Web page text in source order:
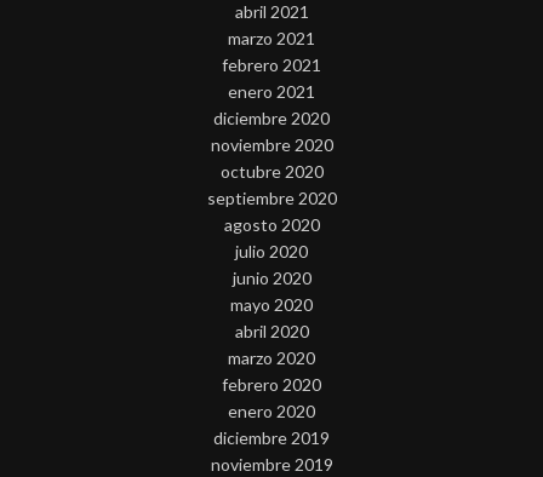
abril 2021
marzo 2021
febrero 2021
enero 2021
diciembre 2020
noviembre 2020
octubre 2020
septiembre 2020
agosto 2020
julio 2020
junio 2020
mayo 2020
abril 2020
marzo 2020
febrero 2020
enero 2020
diciembre 2019
noviembre 2019